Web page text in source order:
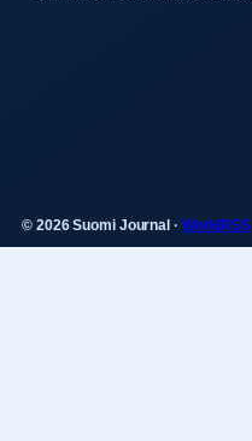
© 2026 Suomi Journal · WorldRSS